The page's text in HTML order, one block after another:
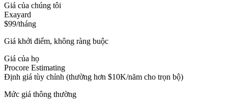
Giá của chúng tôi
Exayard
$99/tháng
Giá khởi điểm, không ràng buộc
Giá của họ
Procore Estimating
Định giá tùy chỉnh (thường hơn $10K/năm cho trọn bộ)
Mức giá thông thường